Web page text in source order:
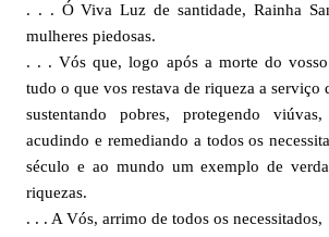
. . . Ó Viva Luz de santidade, Rainha
mulheres piedosas.
. . . Vós que, logo após a morte do vosso
tudo o que vos restava de riqueza a serviço
sustentando pobres, protegendo
acudindo e remediando a todos os
século e ao mundo um exemplo de
riquezas.
. . . A Vós, arrimo de todos os necessitados,